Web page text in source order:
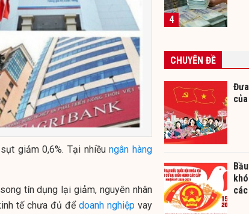
giảm 0,6%. Tại nhiềungân hàng
tín dụng lại giảm, nguyên nhân
tế chưa đủ đểdoanh nghiệp vay
4
CHUYÊN ĐỀ